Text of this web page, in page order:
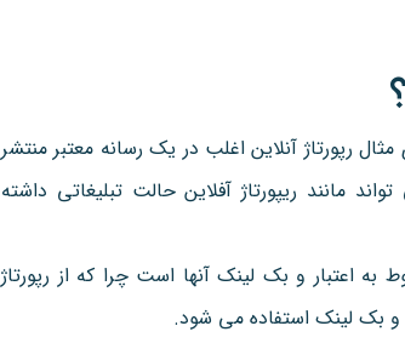
مثال رپورتاژ آنلاین اغلب در یک رسانه معتبر منتشر
مانند ریپورتاژ آفلاین حالت تبلیغاتی داشته
به اعتبار و بک لینک آنها است چرا که از رپورتاژ
و بک لینک استفاده می شود.